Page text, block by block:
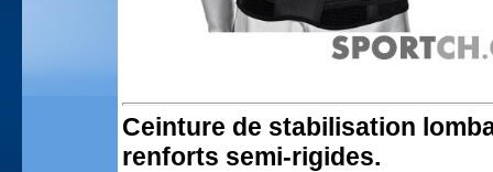
Ceinture de stabilisation
renforts semi-rigides.